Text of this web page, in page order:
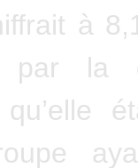
à
la